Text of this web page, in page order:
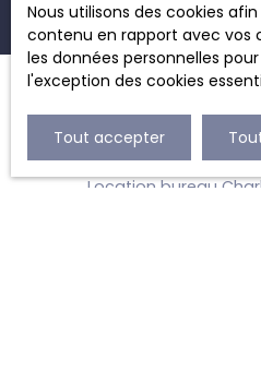
JE RECHERCHE UN
Location bureau
Nous utilisons des cookies
contenu en rapport avec vos
les données personnelles
l'exception des cookies
Tout accepter